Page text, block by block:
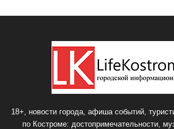
18+, новости города, афиша событий,
по Костроме: достопримечательности,